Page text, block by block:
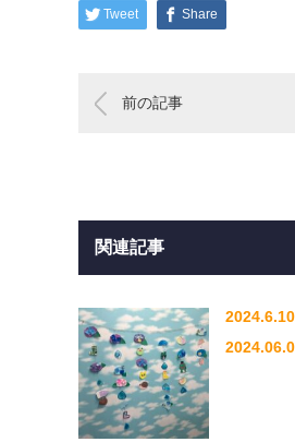
Tweet Share
前の記事
関連記事
2024.6.10